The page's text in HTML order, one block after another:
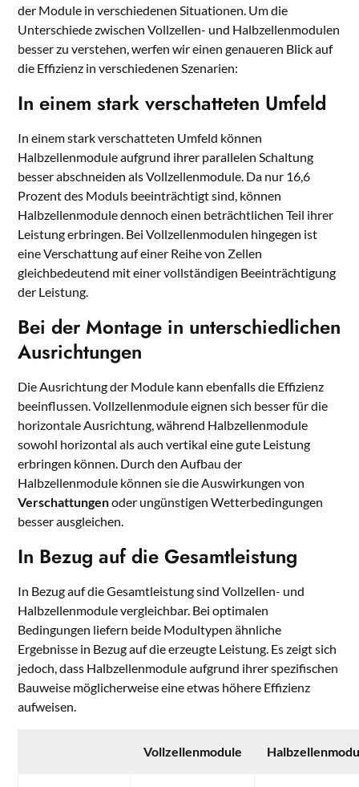
der Module in verschiedenen Situationen. Um die
Unterschiede zwischen Vollzellen- und Halbzellenmodulen
besser zu verstehen, werfen wir einen genaueren Blick auf
die Effizienz in verschiedenen Szenarien:
In einem stark verschatteten Umfeld
In einem stark verschatteten Umfeld können
Halbzellenmodule aufgrund ihrer parallelen Schaltung
besser abschneiden als Vollzellenmodule. Da nur 16,6
Prozent des Moduls beeinträchtigt sind, können
Halbzellenmodule dennoch einen beträchtlichen Teil ihrer
Leistung erbringen. Bei Vollzellenmodulen hingegen ist
eine Verschattung auf einer Reihe von Zellen
gleichbedeutend mit einer vollständigen Beeinträchtigung
der Leistung.
Bei der Montage in unterschiedlichen
Ausrichtungen
Die Ausrichtung der Module kann ebenfalls die Effizienz
beeinflussen. Vollzellenmodule eignen sich besser für die
horizontale Ausrichtung, während Halbzellenmodule
sowohl horizontal als auch vertikal eine gute Leistung
erbringen können. Durch den Aufbau der
Halbzellenmodule können sie die Auswirkungen von
Verschattungenoder ungünstigen Wetterbedingungen
besser ausgleichen.
In Bezug auf die Gesamtleistung
In Bezug auf die Gesamtleistung sind Vollzellen- und
Halbzellenmodule vergleichbar. Bei optimalen
Bedingungen liefern beide Modultypen ähnliche
Ergebnisse in Bezug auf die erzeugte Leistung. Es zeigt sich
jedoch, dass Halbzellenmodule aufgrund ihrer spezifischen
Bauweise möglicherweise eine etwas höhere Effizienz
aufweisen.
Vollzellenmodule